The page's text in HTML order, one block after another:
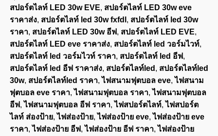
สปอร์ตไลท์ LED 30w EVE, สปอร์ตไลท์ LED 30w eve
ราคาส่ง, สปอร์ตไลท์ led 30w fxfdl , สปอร์ตไลท์ led 30w
ราคา, สปอร์ตไลท์ LED 30w อีฟ, สปอร์ตไลท์ LED EVE,
สปอร์ตไลท์ LED eve ราคาส่ง, สปอร์ตไลท์ led วอร์มไวท์,
สปอร์ตไลท์ led วอร์มไวท์ ราคา, สปอร์ตไลท์ led อีฟ,
สปอร์ตไลท์ led อีฟ ราคาส่ง, สปอร์ตไลท์led , สปอร์ตไลท์led
30w, สปอร์ตไลท์led ราคา,ไฟสนามฟุตบอล eve,ไฟสนาม
ฟุตบอล eve ราคา,ไฟสนามฟุตบอล ราคา,ไฟสนามฟุตบอล
อีฟ,ไฟสนามฟุตบอล อีฟ ราคา,ไฟสปอร์ตไลท์,ไฟสปอร์ต
ไลท์ ส่องป้าย,ไฟส่องป้าย,ไฟส่องป้าย eve,ไฟส่องป้าย eve
ราคา,ไฟส่องป้าย อีฟ,ไฟส่องป้าย อีฟ ราคา,ไฟส่องป้าย